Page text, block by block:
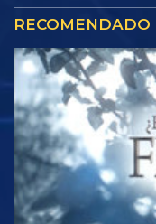
RECOMENDADO